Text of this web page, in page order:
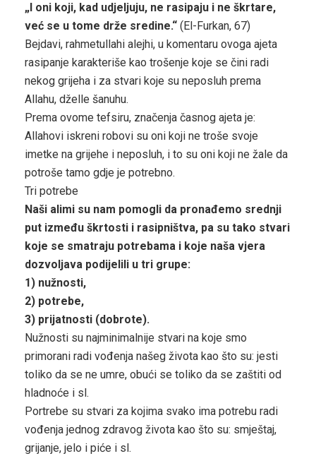
„I oni koji, kad udjeljuju, ne rasipaju i ne škrtare,
već se u tome drže sredine.“ (El-Furkan, 67)
Bejdavi, rahmetullahi alejhi, u komentaru ovoga ajeta
rasipanje karakteriše kao trošenje koje se čini radi
nekog grijeha i za stvari koje su neposluh prema
Allahu, dželle šanuhu.
Prema ovome tefsiru, značenja časnog ajeta je:
Allahovi iskreni robovi su oni koji ne troše svoje
imetke na grijehe i neposluh, i to su oni koji ne žale da
potroše tamo gdje je potrebno.
Tri potrebe
Naši alimi su nam pomogli da pronađemo srednji
put između škrtosti i rasipništva, pa su tako stvari
koje se smatraju potrebama i koje naša vjera
dozvoljava podijelili u tri grupe:
1) nužnosti,
2) potrebe,
3) prijatnosti (dobrote).
Nužnosti su najminimalnije stvari na koje smo
primorani radi vođenja našeg života kao što su: jesti
toliko da se ne umre, obući se toliko da se zaštiti od
hladnoće i sl.
Portrebe su stvari za kojima svako ima potrebu radi
vođenja jednog zdravog života kao što su: smještaj,
grijanje, jelo i piće i sl.